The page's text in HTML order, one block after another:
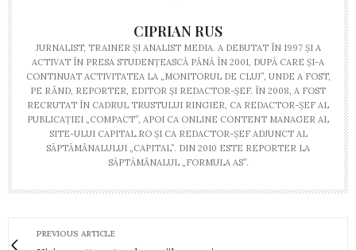
CIPRIAN RUS
JURNALIST, TRAINER ŞI ANALIST MEDIA. A DEBUTAT ÎN 1997 ŞI A
ACTIVAT ÎN PRESA STUDENŢEASCĂ PÂNĂ ÎN 2001, DUPĂ CARE ŞI-A
CONTINUAT ACTIVITATEA LA „MONITORUL DE CLUJ”, UNDE A FOST,
PE RÂND, REPORTER, EDITOR ŞI REDACTOR-ŞEF. ÎN 2008, A FOST
RECRUTAT ÎN CADRUL TRUSTULUI RINGIER, CA REDACTOR-ŞEF AL
PUBLICAŢIEI „COMPACT”, APOI CA ONLINE CONTENT MANAGER AL
SITE-ULUI CAPITAL.RO ŞI CA REDACTOR-ŞEF ADJUNCT AL
SĂPTĂMÂNALULUI „CAPITAL”. DIN 2010 ESTE REPORTER LA
SĂPTĂMÂNALUL „FORMULA AS”.
PREVIOUS ARTICLE